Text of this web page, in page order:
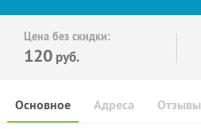
Цена без скидки:
120 руб.
Основное Отзывы
Адреса